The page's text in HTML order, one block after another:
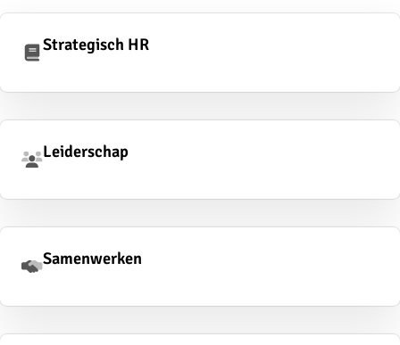
Strategisch HR
Leiderschap
Samenwerken